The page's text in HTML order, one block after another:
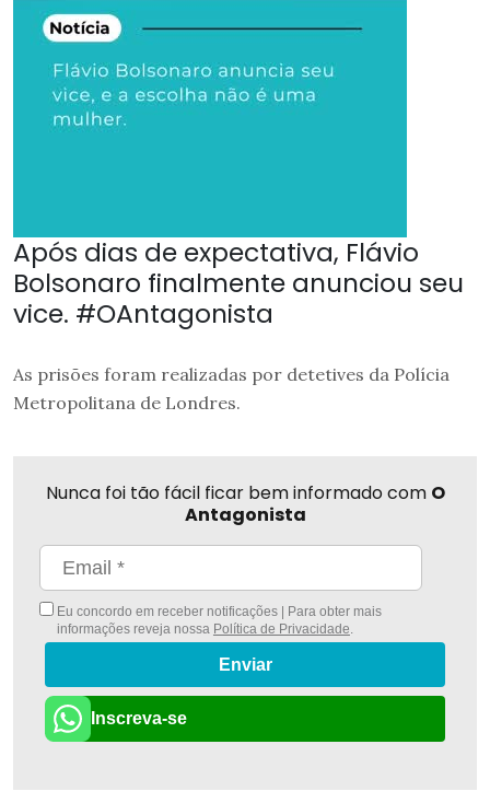
Após dias de expectativa, Flávio
Bolsonaro finalmente anunciou seu
vice. #OAntagonista
As prisões foram realizadas por detetives da Polícia
Metropolitana de Londres.
Nunca foi tão fácil ficar bem informado com O
Antagonista
Eu concordo em receber notificações | Para obter mais
informações reveja nossa Política de Privacidade.
Enviar
Inscreva-se